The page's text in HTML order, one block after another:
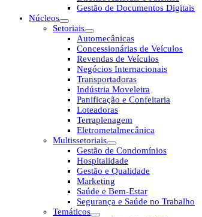
Gestão de Documentos Digitais
Núcleos
Setoriais
Automecânicas
Concessionárias de Veículos
Revendas de Veículos
Negócios Internacionais
Transportadoras
Indústria Moveleira
Panificação e Confeitaria
Loteadoras
Terraplenagem
Eletrometalmecânica
Multissetoriais
Gestão de Condomínios
Hospitalidade
Gestão e Qualidade
Marketing
Saúde e Bem-Estar
Segurança e Saúde no Trabalho
Temáticos